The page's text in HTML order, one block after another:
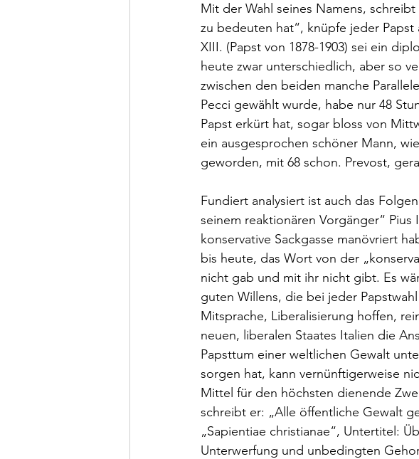
Mit der Wahl seines Namens,
zu bedeuten hat“, knüpfe jeder
XIII. (Papst von 1878-1903) sei ein
heute zwar unterschiedlich, aber so
zwischen den beiden manche
Pecci gewählt wurde, habe nur 48
Papst erkürt hat, sogar bloss von
ein ausgesprochen schöner Mann,
geworden, mit 68 schon. Prevost,
Fundiert analysiert ist auch das
seinem reaktionären Vorgänger“
konservative Sackgasse manövriert
bis heute, das Wort von der
nicht gab und mit ihr nicht gibt. Es
guten Willens, die bei jeder
Mitsprache, Liberalisierung hoffen,
neuen, liberalen Staates Italien die
Papsttum einer weltlichen Gewalt
sorgen hat, kann vernünftigerweise
Mittel für den höchsten dienende
schreibt er: „Alle öffentliche Gewalt
„Sapientiae christianae“, Untertitel:
Unterwerfung und unbedingten